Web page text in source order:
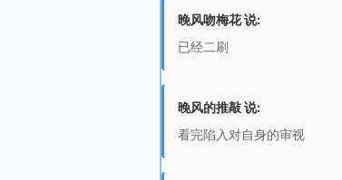
晚风吻梅花 说:
已经二刷
晚风的推敲 说:
看完陷入对自身的审视